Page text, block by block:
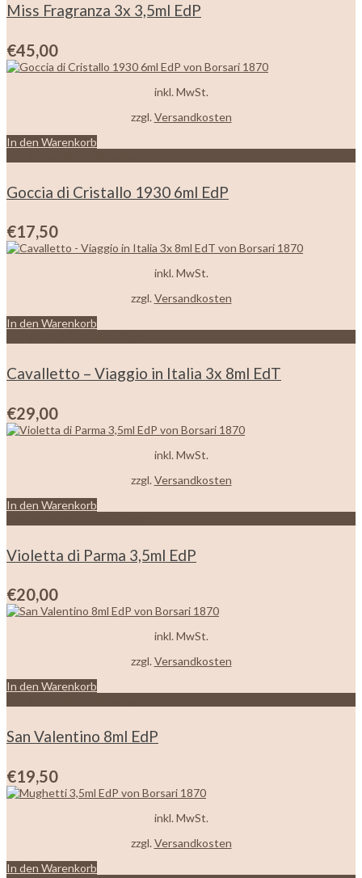
Miss Fragranza 3x 3,5ml EdP
€45,00
inkl. MwSt.
zzgl. Versandkosten
In den Warenkorb
Goccia di Cristallo 1930 6ml EdP
€17,50
inkl. MwSt.
zzgl. Versandkosten
In den Warenkorb
Cavalletto – Viaggio in Italia 3x 8ml EdT
€29,00
inkl. MwSt.
zzgl. Versandkosten
In den Warenkorb
Violetta di Parma 3,5ml EdP
€20,00
inkl. MwSt.
zzgl. Versandkosten
In den Warenkorb
San Valentino 8ml EdP
€19,50
inkl. MwSt.
zzgl. Versandkosten
In den Warenkorb